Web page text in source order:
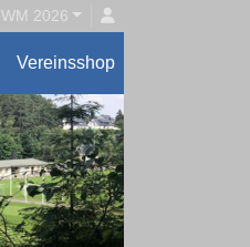
WM 2026
Vereinsshop